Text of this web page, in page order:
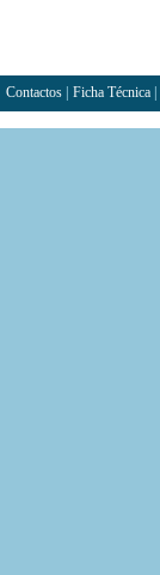
Contactos Ficha Técnica